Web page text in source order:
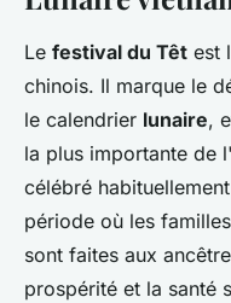
Le festival du Têt est
chinois. Il marque le
le calendrier lunaire,
la plus importante de
célébré
période où les
sont faites aux
prospérité et la santé